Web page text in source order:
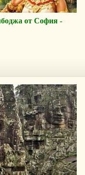
от София -